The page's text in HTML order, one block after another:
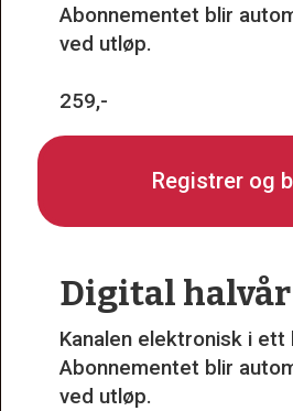
Abonnementet blir
ved utløp.
259,-
Registrer og
Digital halvår
Kanalen elektronisk i ett
Abonnementet blir
ved utløp.